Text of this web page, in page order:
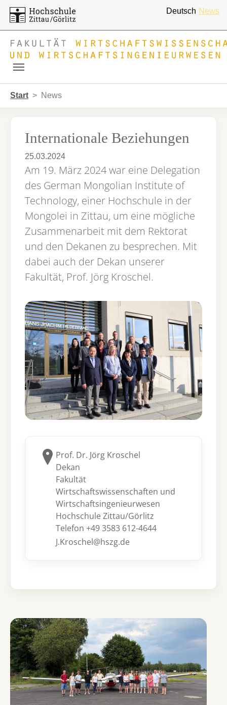
Deutsch News
Start News
Internationale Beziehungen
25.03.2024
Am 19. März 2024 war eine Delegation
des German Mongolian Institute of
Technology, einer Hochschule in der
Mongolei in Zittau, um eine mögliche
Zusammenarbeit mit dem Rektorat
und den Dekanen zu besprechen. Mit
dabei auch der Dekan unserer
Fakultät, Prof. Jörg Kroschel.
Prof. Dr. Jörg Kroschel
Dekan
Fakultät
Wirtschaftswissenschaften und
Wirtschaftsingenieurwesen
Hochschule Zittau/Görlitz
Telefon +49 3583 612-4644
J.Kroschel@hszg.de